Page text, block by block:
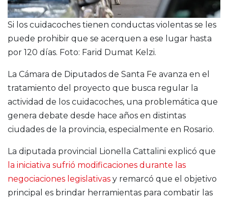
Si los cuidacoches tienen conductas violentas se les
puede prohibir que se acerquen a ese lugar hasta
por 120 días. Foto: Farid Dumat Kelzi.
La Cámara de Diputados de Santa Fe avanza en el
tratamiento del proyecto que busca regular la
actividad de los cuidacoches, una problemática que
genera debate desde hace años en distintas
ciudades de la provincia, especialmente en Rosario.
La diputada provincial Lionella Cattalini explicó que
la iniciativa sufrió modificaciones durante las
negociaciones legislativas y remarcó que el objetivo
principal es brindar herramientas para combatir las